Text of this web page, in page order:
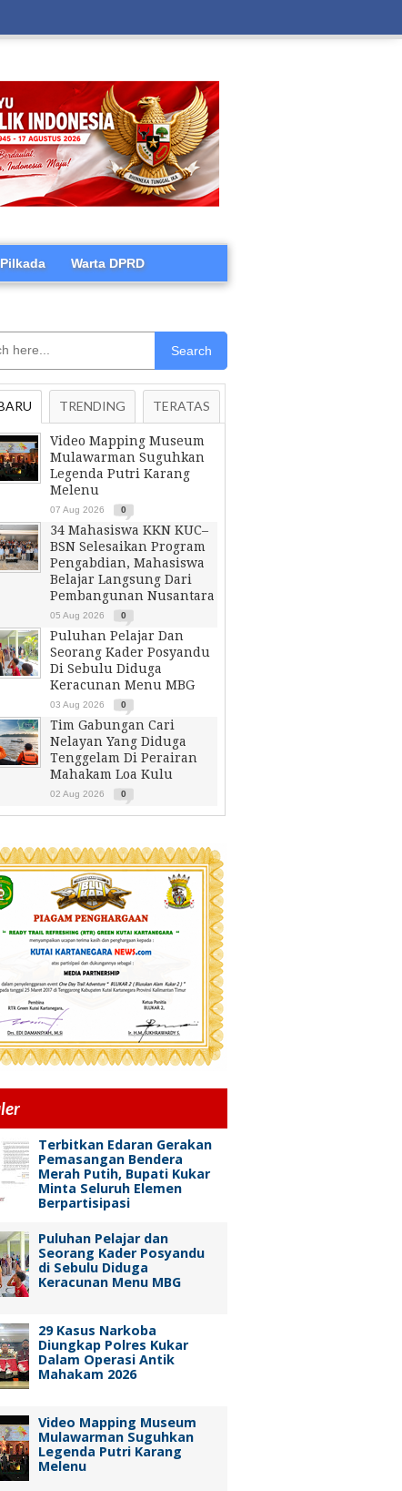
Pilkada Warta DPRD
Search
TRENDING TERATAS
Video Mapping Museum
Mulawarman Suguhkan
Legenda Putri Karang
Melenu
07 Aug 2026 0
34 Mahasiswa KKN KUC–
BSN Selesaikan Program
Pengabdian, Mahasiswa
Belajar Langsung Dari
Pembangunan Nusantara
05 Aug 2026 0
Puluhan Pelajar Dan
Seorang Kader Posyandu
Di Sebulu Diduga
Keracunan Menu MBG
03 Aug 2026 0
Tim Gabungan Cari
Nelayan Yang Diduga
Tenggelam Di Perairan
Mahakam Loa Kulu
02 Aug 2026 0
Terbitkan Edaran Gerakan
Pemasangan Bendera
Merah Putih, Bupati Kukar
Minta Seluruh Elemen
Berpartisipasi
Puluhan Pelajar dan
Seorang Kader Posyandu
di Sebulu Diduga
Keracunan Menu MBG
29 Kasus Narkoba
Diungkap Polres Kukar
Dalam Operasi Antik
Mahakam 2026
Video Mapping Museum
Mulawarman Suguhkan
Legenda Putri Karang
Melenu